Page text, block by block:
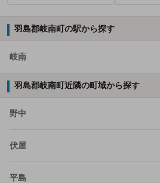
羽島郡岐南町の駅から探す
岐南
羽島郡岐南町近隣の町域から探す
野中
伏屋
平島